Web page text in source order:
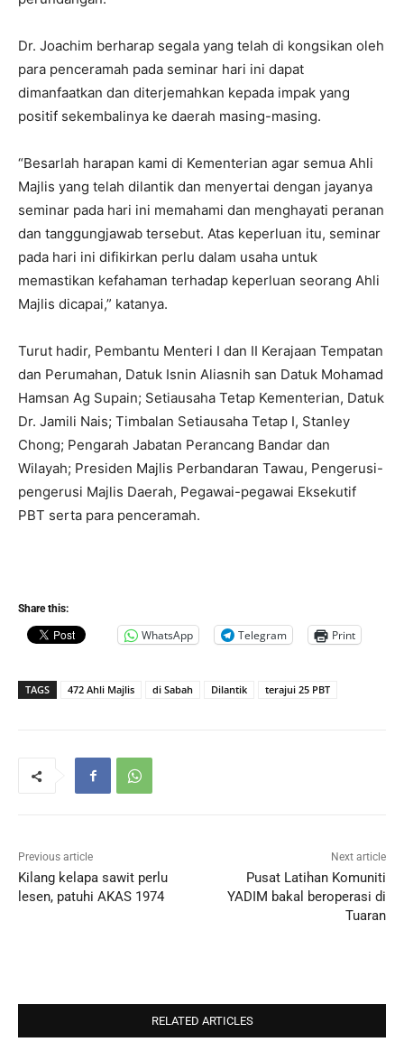
Dr. Joachim berharap segala yang telah di kongsikan oleh
para penceramah pada seminar hari ini dapat
dimanfaatkan dan diterjemahkan kepada impak yang
positif sekembalinya ke daerah masing-masing.
“Besarlah harapan kami di Kementerian agar semua Ahli
Majlis yang telah dilantik dan menyertai dengan jayanya
seminar pada hari ini memahami dan menghayati peranan
dan tanggungjawab tersebut. Atas keperluan itu, seminar
pada hari ini difikirkan perlu dalam usaha untuk
memastikan kefahaman terhadap keperluan seorang Ahli
Majlis dicapai,” katanya.
Turut hadir, Pembantu Menteri I dan II Kerajaan Tempatan
dan Perumahan, Datuk Isnin Aliasnih san Datuk Mohamad
Hamsan Ag Supain; Setiausaha Tetap Kementerian, Datuk
Dr. Jamili Nais; Timbalan Setiausaha Tetap I, Stanley
Chong; Pengarah Jabatan Perancang Bandar dan
Wilayah; Presiden Majlis Perbandaran Tawau, Pengerusi-
pengerusi Majlis Daerah, Pegawai-pegawai Eksekutif
PBT serta para penceramah.
Share this:
WhatsApp Telegram Print
TAGS 472 Ahli Majlis di Sabah Dilantik terajui 25 PBT
Previous article
Kilang kelapa sawit perlu
lesen, patuhi AKAS 1974
Next article
Pusat Latihan Komuniti
YADIM bakal beroperasi di
Tuaran
RELATED ARTICLES